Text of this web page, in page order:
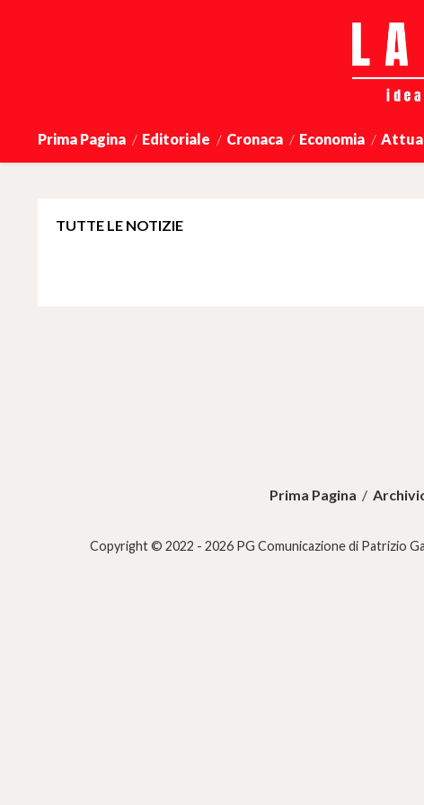
Prima Pagina Editoriale Cronaca Economia
TUTTE LE NOTIZIE
Prima Pagina /
Copyright © 2022 - 2026 PG Comunicazione di Patrizio